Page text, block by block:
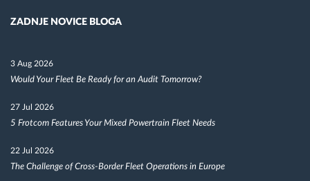
ZADNJE NOVICE BLOGA
3 Aug 2026
Would Your Fleet Be Ready for an Audit Tomorrow?
27 Jul 2026
5 Frotcom Features Your Mixed Powertrain Fleet Needs
22 Jul 2026
The Challenge of Cross-Border Fleet Operations in Europe